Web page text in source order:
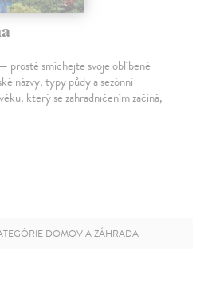
prostě smíchejte svoje oblíbené
názvy, typy půdy a sezónní
který se zahradničením začíná,
DOMOV A ZÁHRADA